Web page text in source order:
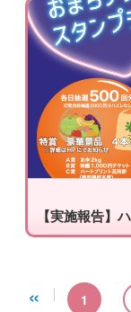
« 1